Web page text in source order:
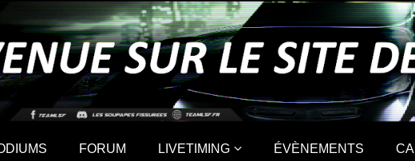
FORUM LIVETIMING ÉVÈNEMENTS